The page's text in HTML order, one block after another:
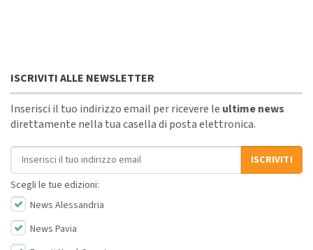
ISCRIVITI ALLE NEWSLETTER
Inserisci il tuo indirizzo email per ricevere le ultime news
direttamente nella tua casella di posta elettronica.
Indirizzo email
ISCRIVITI
Scegli le tue edizioni:
News Alessandria
News Pavia